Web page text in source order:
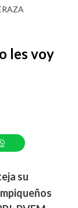
les voy
su